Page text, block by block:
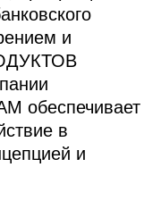
и
обеспечивает
в
и